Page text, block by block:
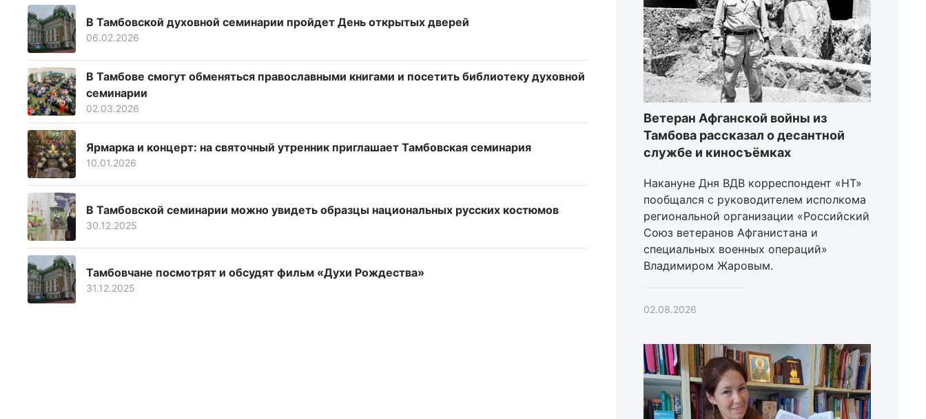
В Тамбовской духовной семинарии пройдет День открытых дверей
06.02.2026
В Тамбове смогут обменяться православными книгами и посетить библиотеку духовной
семинарии
02.03.2026
Ярмарка и концерт: на святочный утренник приглашает Тамбовская семинария
10.01.2026
В Тамбовской семинарии можно увидеть образцы национальных русских костюмов
30.12.2025
Тамбовчане посмотрят и обсудят фильм «Духи Рождества»
31.12.2025
Ветеран Афганской войны из
Тамбова рассказал о десантной
службе и киносъёмках
Накануне Дня ВДВ корреспондент «НТ»
пообщался с руководителем исполкома
региональной организации «Российский
Союз ветеранов Афганистана и
специальных военных операций»
Владимиром Жаровым.
02.08.2026